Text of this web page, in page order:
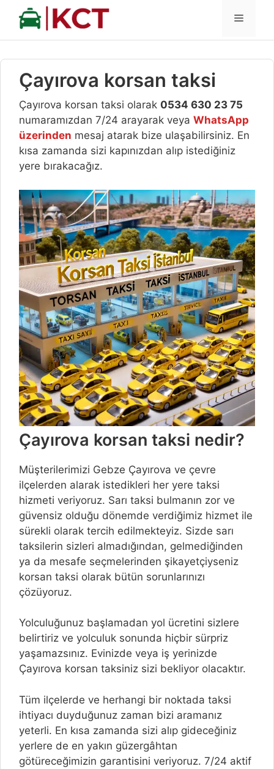
İçeriğe
MENÜ
Çayırova korsan taksi
Çayırova korsan taksi olarak 0534 630 23 75
numaramızdan 7/24 arayarak veya WhatsApp
üzerinden mesaj atarak bize ulaşabilirsiniz. En
kısa zamanda sizi kapınızdan alıp istediğiniz
yere bırakacağız.
Çayırova korsan taksi nedir?
Müşterilerimizi Gebze Çayırova ve çevre
ilçelerden alarak istedikleri her yere taksi
hizmeti veriyoruz. Sarı taksi bulmanın zor ve
güvensiz olduğu dönemde verdiğimiz hizmet ile
sürekli olarak tercih edilmekteyiz. Sizde sarı
taksilerin sizleri almadığından, gelmediğinden
ya da mesafe seçmelerinden şikayetçiyseniz
korsan taksi olarak bütün sorunlarınızı
çözüyoruz.
Yolculuğunuz başlamadan yol ücretini sizlere
belirtiriz ve yolculuk sonunda hiçbir sürpriz
yaşamazsınız. Evinizde veya iş yerinizde
Çayırova korsan taksiniz sizi bekliyor olacaktır.
Tüm ilçelerde ve herhangi bir noktada taksi
ihtiyacı duyduğunuz zaman bizi aramanız
yeterli. En kısa zamanda sizi alıp gideceğiniz
yerlere de en yakın güzergâhtan
götüreceğimizin garantisini veriyoruz. 7/24 aktif